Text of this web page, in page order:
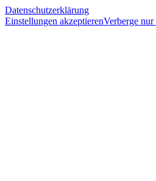
Datenschutzerklärung
Einstellungen akzeptierenVerberge